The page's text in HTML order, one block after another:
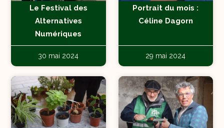
Le Festival des
Alternatives
Numériques
30 mai 2024
Portrait du mois :
Céline Dagorn
29 mai 2024